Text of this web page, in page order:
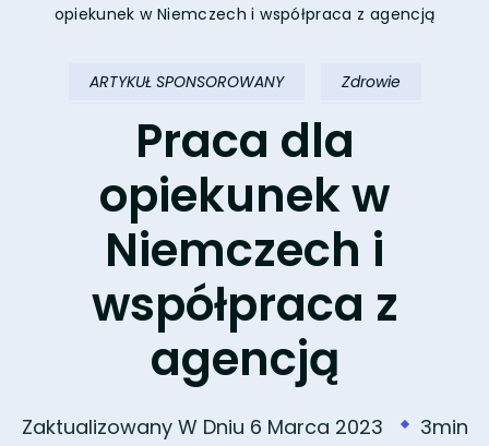
opiekunek w Niemczech i współpraca z agencją
ARTYKUŁ SPONSOROWANY Zdrowie
Praca dla
opiekunek w
Niemczech i
współpraca z
agencją
Zaktualizowany W Dniu 6 Marca 2023
3min